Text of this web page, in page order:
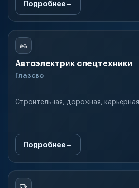
Подробнее
Автоэлектрик спецтехники
Глазово
Строительная, дорожная, карьерная
Подробнее